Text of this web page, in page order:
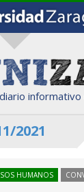
informativo
2021
HUMANOS